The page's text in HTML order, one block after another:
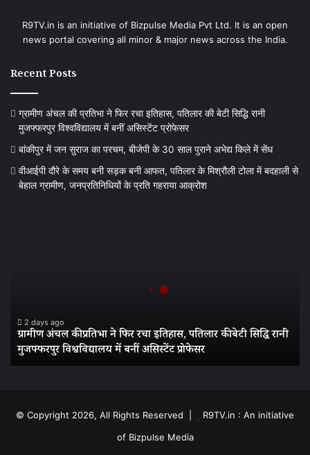
R9TV.in is an initiative of Bizpulse Media Pvt Ltd. It is an open
news portal covering all minor & major news across the India.
Recent Posts
ग्रामीण अंचल की प्रतिभा ने फिर रचा इतिहास, पतिलार की बेटी सिद्धि रानी
मुजफ्फरपुर विश्वविद्यालय में बनीं असिस्टेंट प्रोफेसर
बांकीपुर में जन सुराज का परचम, बीजेपी के 30 साल पुराने अभेद्य किले में सेंध
वीआईपी दौरे के समय बनी सड़क बनी आफत, पतिलार के मिश्रौली टोला में बदहाली से
बेहाल ग्रामीण, जनप्रतिनिधियों के प्रति गहराया आक्रोश
इतिहास,
पतिलार
की
बेटी
मुजफ्फरपुर
विश्वविद्यालय
2 days ago
ग्रामीण अंचल की प्रतिभा ने फिर रचा इतिहास, पतिलार की बेटी सिद्धि रानी
मुजफ्फरपुर विश्वविद्यालय में बनीं असिस्टेंट प्रोफेसर
© Copyright 2026, All Rights Reserved |
R9TV.in : An initiative
of Bizpulse Media